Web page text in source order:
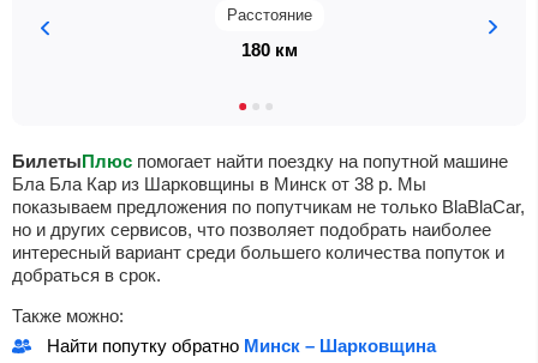
Расстояние
180 км
БилетыПлюс помогает найти поездку на попутной машине
Бла Бла Кар из Шарковщины в Минск от 38 р. Мы
показываем предложения по попутчикам не только BlaBlaCar,
но и других сервисов, что позволяет подобрать наиболее
интересный вариант среди большего количества попуток и
добраться в срок.
Также можно:
Найти попутку обратно Минск – Шарковщина